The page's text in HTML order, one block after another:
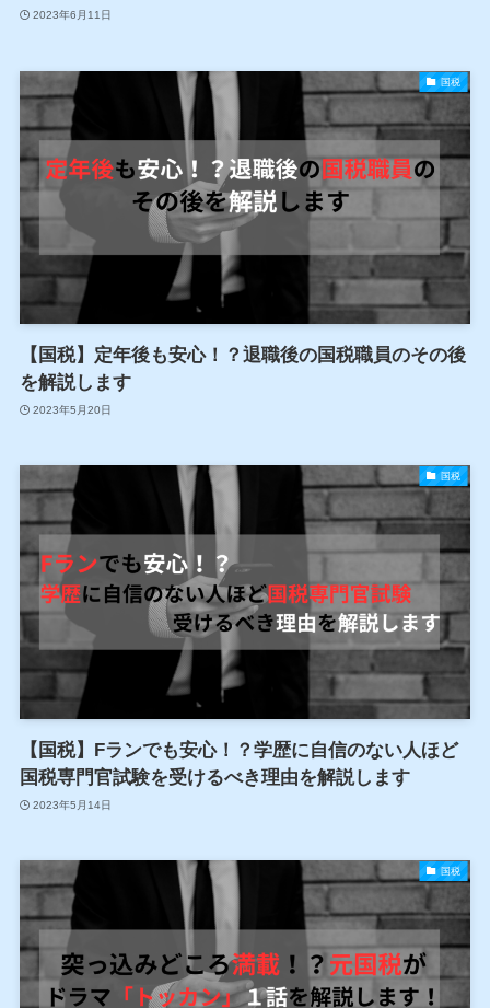
2023年6月11日
国税
【国税】定年後も安心！？退職後の国税職員のその後
を解説します
2023年5月20日
国税
【国税】Fランでも安心！？学歴に自信のない人ほど
国税専門官試験を受けるべき理由を解説します
2023年5月14日
国税